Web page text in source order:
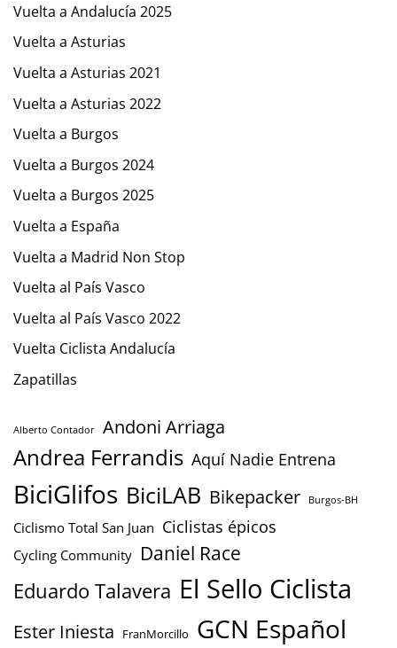
Vuelta a Andalucía 2025
Vuelta a Asturias
Vuelta a Asturias 2021
Vuelta a Asturias 2022
Vuelta a Burgos
Vuelta a Burgos 2024
Vuelta a Burgos 2025
Vuelta a España
Vuelta a Madrid Non Stop
Vuelta al País Vasco
Vuelta al País Vasco 2022
Vuelta Ciclista Andalucía
Zapatillas
Alberto Contador Andoni Arriaga
Andrea Ferrandis Aquí Nadie Entrena
BiciGlifos BiciLAB Bikepacker Burgos-BH
Ciclismo Total San Juan Ciclistas épicos
Cycling Community Daniel Race
Eduardo Talavera El Sello Ciclista
Ester Iniesta FranMorcillo GCN Español